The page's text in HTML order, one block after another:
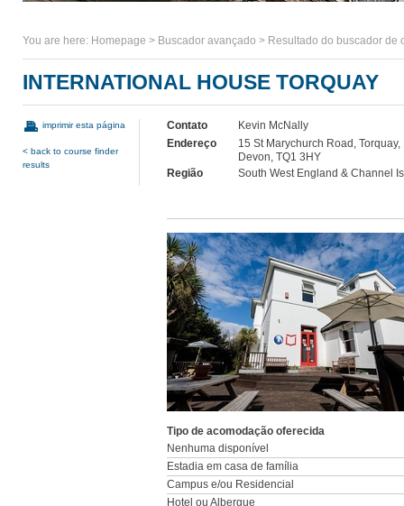
You are here: Homepage > Buscador avançado > Resultado do buscador de
INTERNATIONAL HOUSE TORQUAY
imprimir esta página
< back to course finder
results
Contato
Kevin McNally
Endereço
15 St Marychurch Road, Torquay,
Devon, TQ1 3HY
Região
South West England & Channel
Tipo de acomodação oferecida
Nenhuma disponível
Estadia em casa de família
Campus e/ou Residencial
Hotel ou Albergue